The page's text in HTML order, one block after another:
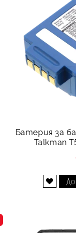
Батерия за
Talkman